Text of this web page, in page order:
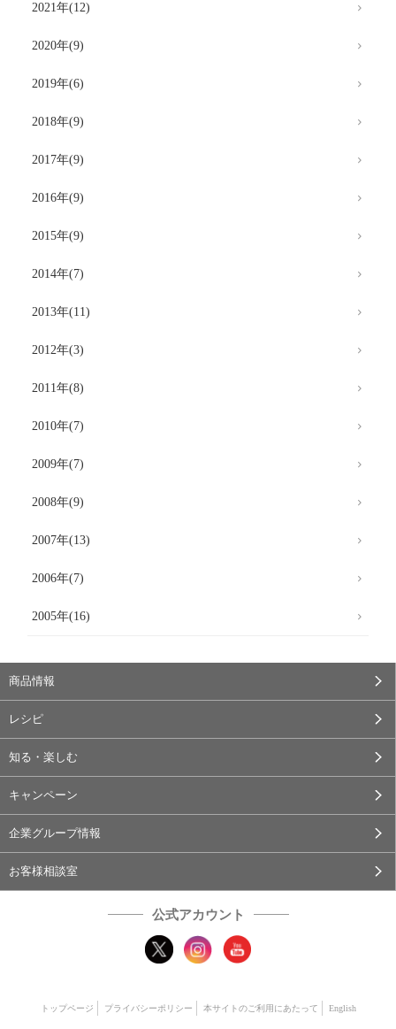
2021年(12)
2020年(9)
2019年(6)
2018年(9)
2017年(9)
2016年(9)
2015年(9)
2014年(7)
2013年(11)
2012年(3)
2011年(8)
2010年(7)
2009年(7)
2008年(9)
2007年(13)
2006年(7)
2005年(16)
商品情報
レシピ
知る・楽しむ
キャンペーン
企業グループ情報
お客様相談室
公式アカウント
トップページ プライバシーポリシー 本サイトのご利用にあたって English